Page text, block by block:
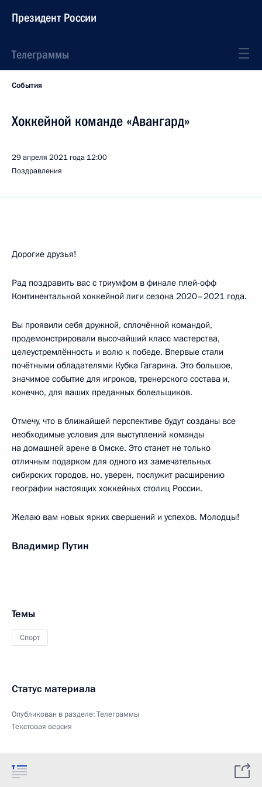
Президент России
Телеграммы
События
Хоккейной команде «Авангард»
29 апреля 2021 года 12:00
Поздравления
Дорогие друзья!
Рад поздравить вас с триумфом в финале плей-офф
Континентальной хоккейной лиги сезона 2020–2021 года.
Вы проявили себя дружной, сплочённой командой,
продемонстрировали высочайший класс мастерства,
целеустремлённость и волю к победе. Впервые стали
почётными обладателями Кубка Гагарина. Это большое,
значимое событие для игроков, тренерского состава и,
конечно, для ваших преданных болельщиков.
Отмечу, что в ближайшей перспективе будут созданы все
необходимые условия для выступлений команды
на домашней арене в Омске. Это станет не только
отличным подарком для одного из замечательных
сибирских городов, но, уверен, послужит расширению
географии настоящих хоккейных столиц России.
Желаю вам новых ярких свершений и успехов. Молодцы!
Владимир Путин
Темы
Спорт
Статус материала
Опубликован в разделе:Телеграммы
Текстовая версия